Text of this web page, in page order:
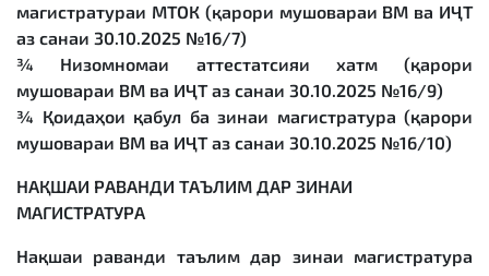
магистратураи МТОК (қарори мушовараи ВМ ва ИҶТ
аз санаи 30.10.2025 №16/7)
¾ Низомномаи аттестатсияи хатм (қарори
мушовараи ВМ ва ИҶТ аз санаи 30.10.2025 №16/9)
¾ Қоидаҳои қабул ба зинаи магистратура (қарори
мушовараи ВМ ва ИҶТ аз санаи 30.10.2025 №16/10)
НАҚШАИ РАВАНДИ ТАЪЛИМ ДАР ЗИНАИ
МАГИСТРАТУРА
Нақшаи раванди таълим дар зинаи магистратура